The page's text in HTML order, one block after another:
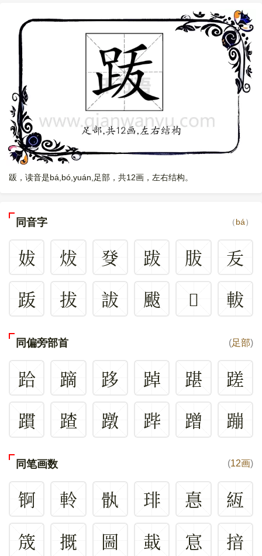
䟦，读音是bá,bó,yuán,足部，共12画，左右结构。
同音字 （bá）
妭 炦 癹 跋 胈
叐
䟦
拔 詙 颰 𥥛 軷
同偏旁部首 (足部)
跲 蹢 跢 踔 踸
蹉
躀
蹅 蹾 跸 蹭 蹦
同笔画数 (12画)
锕 軨 骫 琲 惪
絚
筬
摡 圌 蛓 悹 揞